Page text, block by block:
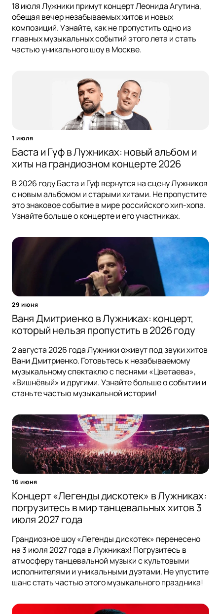
18 июля Лужники примут концерт Леонида Агутина,
обещая вечер незабываемых хитов и новых
композиций. Узнайте, как не пропустить одно из
главных музыкальных событий этого лета и стать
частью уникального шоу в Москве.
1 июля
Баста и Гуф в Лужниках: новый альбом и
хиты на грандиозном концерте 2026
В 2026 году Баста и Гуф вернутся на сцену Лужников
с новым альбомом и старыми хитами. Не пропустите
это знаковое событие в мире российского хип-хопа.
Узнайте больше о концерте и его участниках.
29 июня
Ваня Дмитриенко в Лужниках: концерт,
который нельзя пропустить в 2026 году
2 августа 2026 года Лужники оживут под звуки хитов
Вани Дмитриенко. Готовьтесь к незабываемому
музыкальному спектаклю с песнями «Цветаева»,
«Вишнёвый» и другими. Узнайте больше о событии и
станьте частью музыкальной истории!
16 июня
Концерт «Легенды дискотек» в Лужниках:
погрузитесь в мир танцевальных хитов 3
июля 2027 года
Грандиозное шоу «Легенды дискотек» перенесено
на 3 июля 2027 года в Лужниках! Погрузитесь в
атмосферу танцевальной музыки с культовыми
исполнителями и уникальными дуэтами. Не упустите
шанс стать частью этого музыкального праздника!